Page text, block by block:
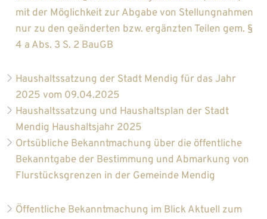
mit der Möglichkeit zur Abgabe von Stellungnahmen
nur zu den geänderten bzw. ergänzten Teilen gem. §
4 a Abs. 3 S. 2 BauGB
Haushaltssatzung der Stadt Mendig für das Jahr
2025 vom 09.04.2025
Haushaltssatzung und Haushaltsplan der Stadt
Mendig Haushaltsjahr 2025
Ortsübliche Bekanntmachung über die öffentliche
Bekanntgabe der Bestimmung und Abmarkung von
Flurstücksgrenzen in der Gemeinde Mendig
Öffentliche Bekanntmachung im Blick Aktuell zum